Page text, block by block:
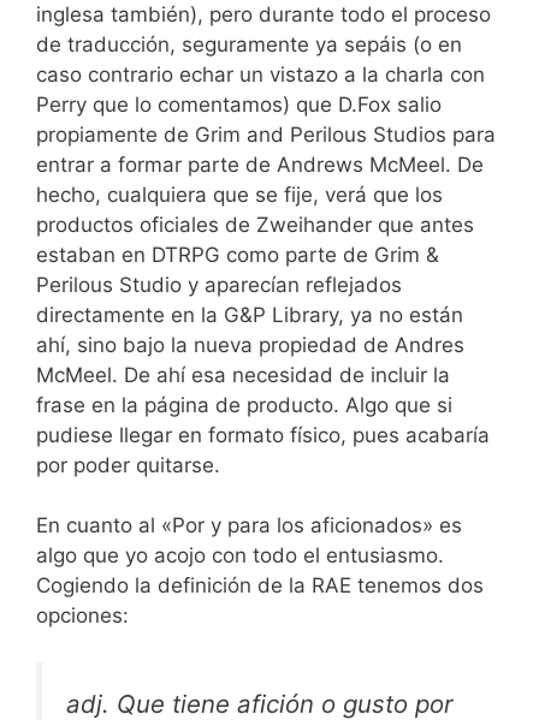
inglesa también), pero durante todo el proceso
de traducción, seguramente ya sepáis (o en
caso contrario echar un vistazo a la charla con
Perry que lo comentamos) que D.Fox salio
propiamente de Grim and Perilous Studios para
entrar a formar parte de Andrews McMeel. De
hecho, cualquiera que se fije, verá que los
productos oficiales de Zweihander que antes
estaban en DTRPG como parte de Grim &
Perilous Studio y aparecían reflejados
directamente en la G&P Library, ya no están
ahí, sino bajo la nueva propiedad de Andres
McMeel. De ahí esa necesidad de incluir la
frase en la página de producto. Algo que si
pudiese llegar en formato físico, pues acabaría
por poder quitarse.
En cuanto al «Por y para los aficionados» es
algo que yo acojo con todo el entusiasmo.
Cogiendo la definición de la RAE tenemos dos
opciones:
adj. Que tiene afición o gusto por